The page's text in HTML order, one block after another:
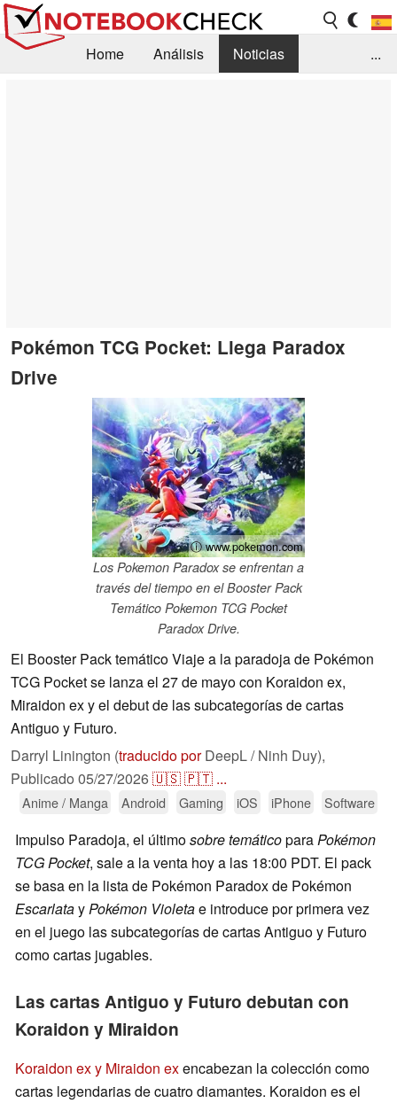
Home Análisis
Noticias
...
Pokémon TCG Pocket: Llega Paradox
Drive
ⓘ www.pokemon.com
Los Pokemon Paradox se enfrentan a
través del tiempo en el Booster Pack
Temático Pokemon TCG Pocket
Paradox Drive.
El Booster Pack temático Viaje a la paradoja de Pokémon
TCG Pocket se lanza el 27 de mayo con Koraidon ex,
Miraidon ex y el debut de las subcategorías de cartas
Antiguo y Futuro.
Darryl Linington (traducido porDeepL / Ninh Duy),
Publicado 05/27/2026🇺🇸🇵🇹 ...
Anime / Manga Android Gaming iOS iPhone Software
Impulso Paradoja, el últimosobre temáticoparaPokémon
TCG Pocket, sale a la venta hoy a las 18:00 PDT. El pack
se basa en la lista de Pokémon Paradox de Pokémon
EscarlatayPokémon Violetae introduce por primera vez
en el juego las subcategorías de cartas Antiguo y Futuro
como cartas jugables.
Las cartas Antiguo y Futuro debutan con
Koraidon y Miraidon
Koraidon ex y Miraidon exencabezan la colección como
cartas legendarias de cuatro diamantes. Koraidon es el